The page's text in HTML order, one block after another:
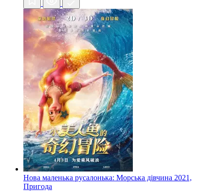
Нова маленька русалонька: Морська дівчина 2021,
Пригода